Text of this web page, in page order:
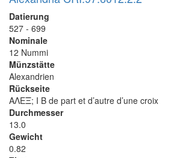
Datierung
527 - 699
Nominale
12 Nummi
Münzstätte
Alexandrien
Rückseite
ΑΛΕΞ; I B de part et d’autre d’une croix
Durchmesser
13.0
Gewicht
0.82